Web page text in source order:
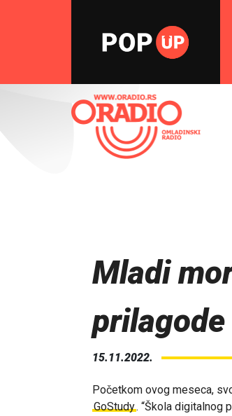
Mladi
15.11.2022.
Početkom ovog meseca,
GoStudy. “Škola digitalnog